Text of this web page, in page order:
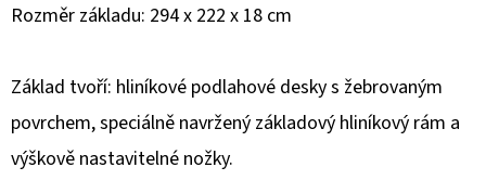
Rozměr základu: 294 x 222 x 18 cm
Základ tvoří: hliníkové podlahové desky s žebrovaným
povrchem, speciálně navržený základový hliníkový rám a
výškově nastavitelné nožky.
HLEDAT